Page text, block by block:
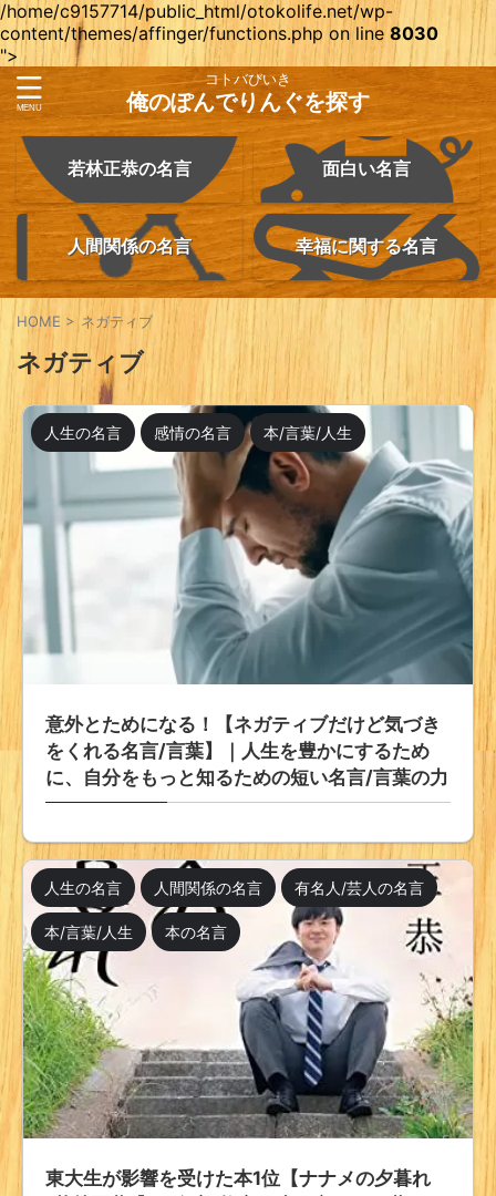
/home/c9157714/public_html/otokolife.net/wp-
content/themes/affinger/functions.php on line8030
">
コトバびいき
俺のぽんでりんぐを探す
若林正恭の名言 面白い名言
人間関係の名言 幸福に関する名言
HOME > ネガティブ
ネガティブ
人生の名言 感情の名言 本/言葉/人生
意外とためになる！【ネガティブだけど気づき
をくれる名言/言葉】｜人生を豊かにするため
に、自分をもっと知るための短い名言/言葉の力
人生の名言 人間関係の名言 有名人/芸人の名言
本/言葉/人生 本の名言
東大生が影響を受けた本1位【ナナメの夕暮れ